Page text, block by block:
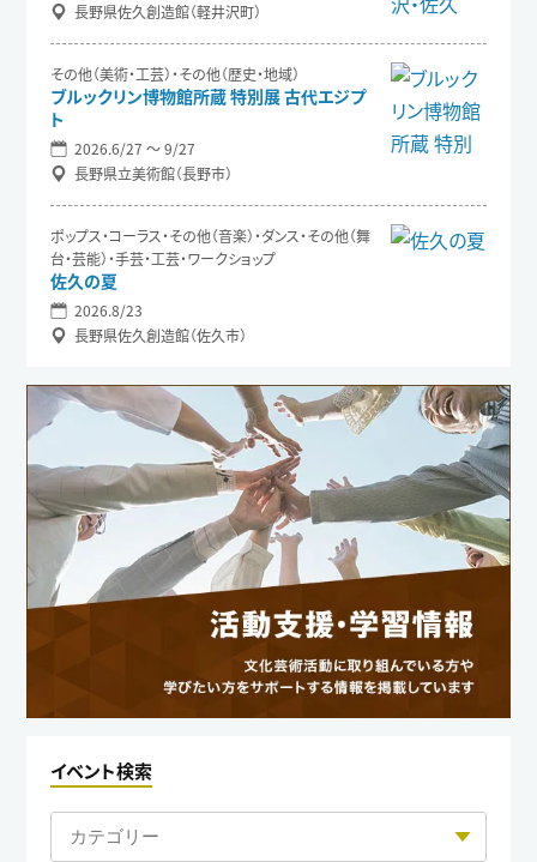
長野県佐久創造館（軽井沢町）
その他（美術・工芸）・その他（歴史・地域）
ブルックリン博物館所蔵 特別展 古代エジプ
ト
2026.6/27 〜 9/27
長野県立美術館（長野市）
ポップス・コーラス・その他（音楽）・ダンス・その他（舞
台・芸能）・手芸・工芸・ワークショップ
佐久の夏
2026.8/23
長野県佐久創造館（佐久市）
イベント検索